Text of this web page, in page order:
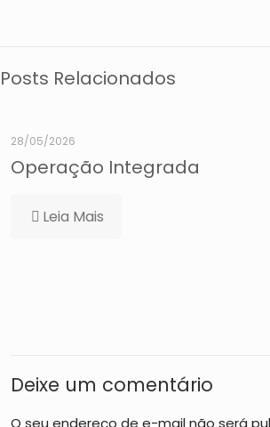
Posts Relacionados
28/05/2026
Operação Integrada
Leia Mais
Deixe um comentário
O seu endereço de e-mail não será